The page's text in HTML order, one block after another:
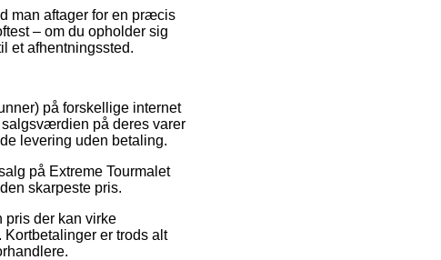
man aftager for en præcis
– om du opholder sig
et afhentningssted.
på forskellige internet
på deres varer
levering uden betaling.
på Extreme Tourmalet
skarpeste pris.
pris der kan virke
er trods alt